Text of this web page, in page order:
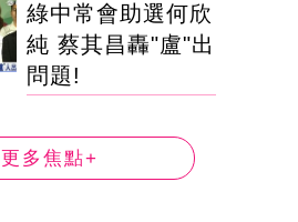
綠中常會助選何欣
純 蔡其昌轟"盧"出
問題!
更多焦點+